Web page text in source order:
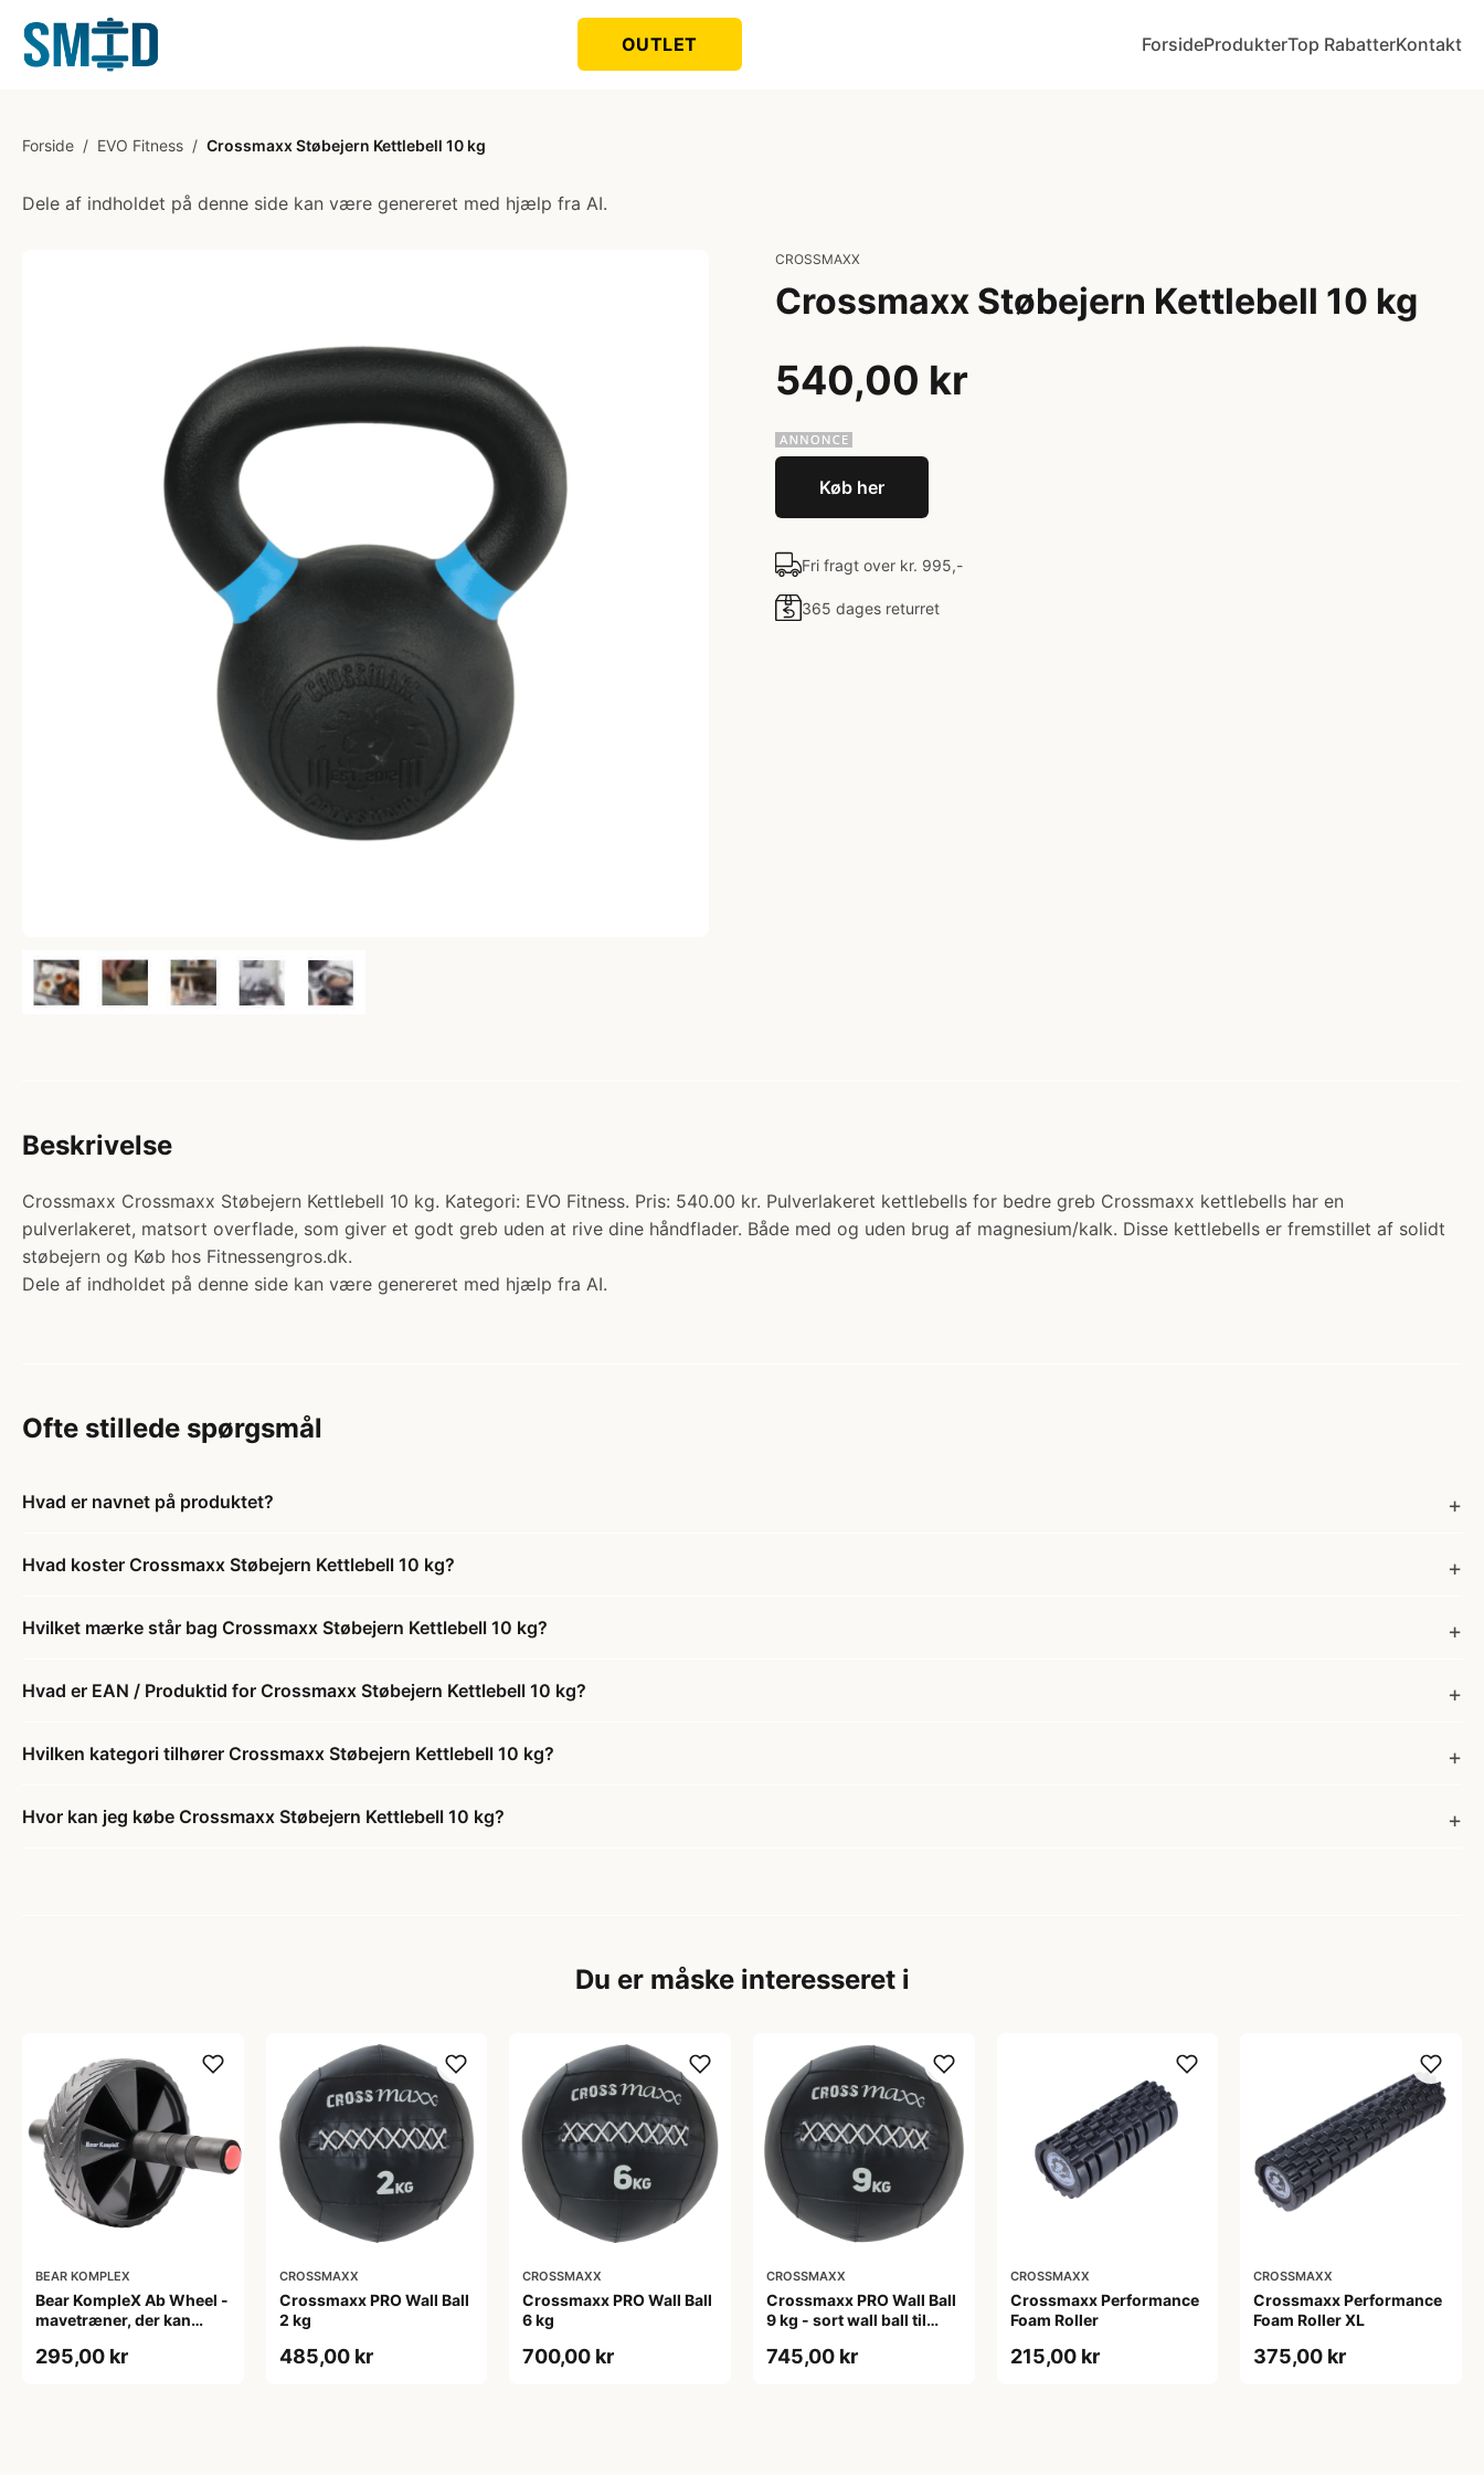
OUTLET ForsideProdukterTop RabatterKontakt
Forside / EVO Fitness / Crossmaxx Støbejern Kettlebell 10 kg
Dele af indholdet på denne side kan være genereret med hjælp fra AI.
CROSSMAXX
Crossmaxx Støbejern Kettlebell 10 kg
540,00 kr
Køb her
Fri fragt over kr. 995,-
365 dages returret
Beskrivelse
Crossmaxx Crossmaxx Støbejern Kettlebell 10 kg. Kategori: EVO Fitness. Pris: 540.00 kr. Pulverlakeret kettlebells for bedre greb Crossmaxx kettlebells har en
pulverlakeret, matsort overflade, som giver et godt greb uden at rive dine håndflader. Både med og uden brug af magnesium/kalk. Disse kettlebells er fremstillet af solidt
støbejern og Køb hos Fitnessengros.dk.
Dele af indholdet på denne side kan være genereret med hjælp fra AI.
Ofte stillede spørgsmål
Hvad er navnet på produktet?
Hvad koster Crossmaxx Støbejern Kettlebell 10 kg?
Hvilket mærke står bag Crossmaxx Støbejern Kettlebell 10 kg?
Hvad er EAN / Produktid for Crossmaxx Støbejern Kettlebell 10 kg?
Hvilken kategori tilhører Crossmaxx Støbejern Kettlebell 10 kg?
Hvor kan jeg købe Crossmaxx Støbejern Kettlebell 10 kg?
Du er måske interesseret i
BEAR KOMPLEX
Bear KompleX Ab Wheel -
mavetræner, der kan
295,00 kr
CROSSMAXX
Crossmaxx PRO Wall Ball
2 kg
485,00 kr
CROSSMAXX
Crossmaxx PRO Wall Ball
6 kg
700,00 kr
CROSSMAXX
Crossmaxx PRO Wall Ball
9 kg - sort wall ball til
745,00 kr
CROSSMAXX
Crossmaxx Performance
Foam Roller
215,00 kr
CROSSMAXX
Crossmaxx Performance
Foam Roller XL
375,00 kr